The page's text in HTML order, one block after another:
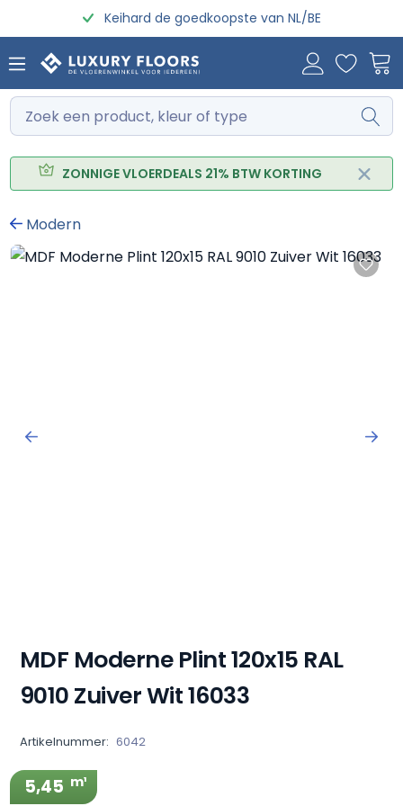
Ga naar de hoofdinhoudKeihard de goedkoopste van NL/BE
ZONNIGE VLOERDEALS 21% BTW KORTING
Modern
Afbeeldingengalerij overslaan
MDF Moderne Plint 120x15 RAL
9010 Zuiver Wit 16033
Artikelnummer: 6042
5,45 m¹